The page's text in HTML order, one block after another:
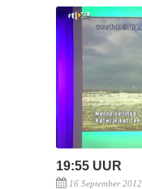
19:55 UUR
16 September 2012